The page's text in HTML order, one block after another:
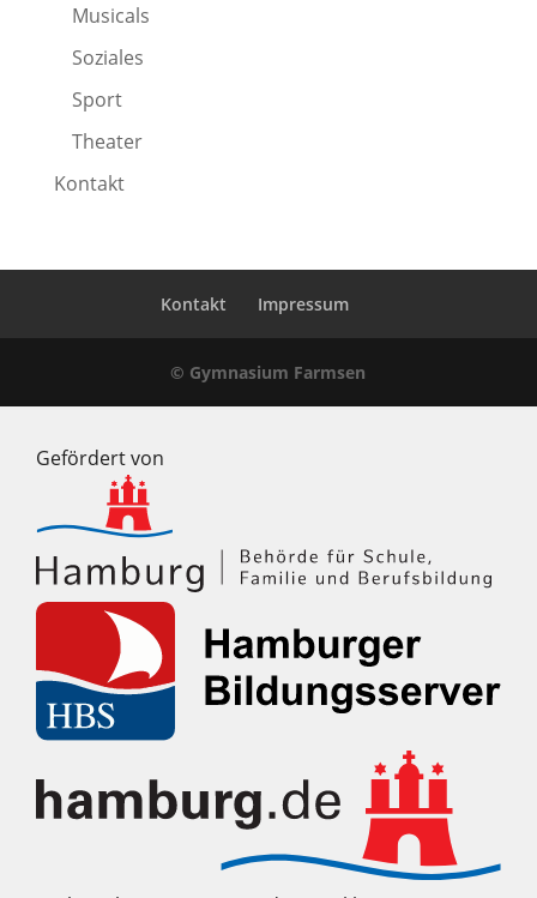
Musicals
Soziales
Sport
Theater
Kontakt
Kontakt Impressum
© Gymnasium Farmsen
Gefördert von